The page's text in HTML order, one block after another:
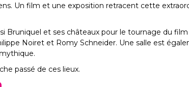
Un film et une exposition retracent cette
Bruniquel et ses châteaux pour le tournage du film
Noiret et Romy Schneider. Une salle est
passé de ces lieux.